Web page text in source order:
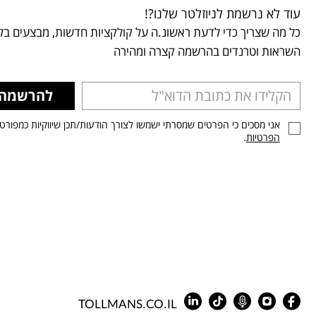
עוד לא נרשמת לניוזלטר שלנו?!
כל מה שצריך כדי לדעת ראשונ.ה על קולקציות חדשות, מבצעים
השראות וטרנדים בהרשמה קצרה ומהירה
אני מסכים כי הפרטים שמסרתי ישמשו לצורך הודעות/תכן שיווקיות
הפרטיות.
TOLLMANS.CO.IL